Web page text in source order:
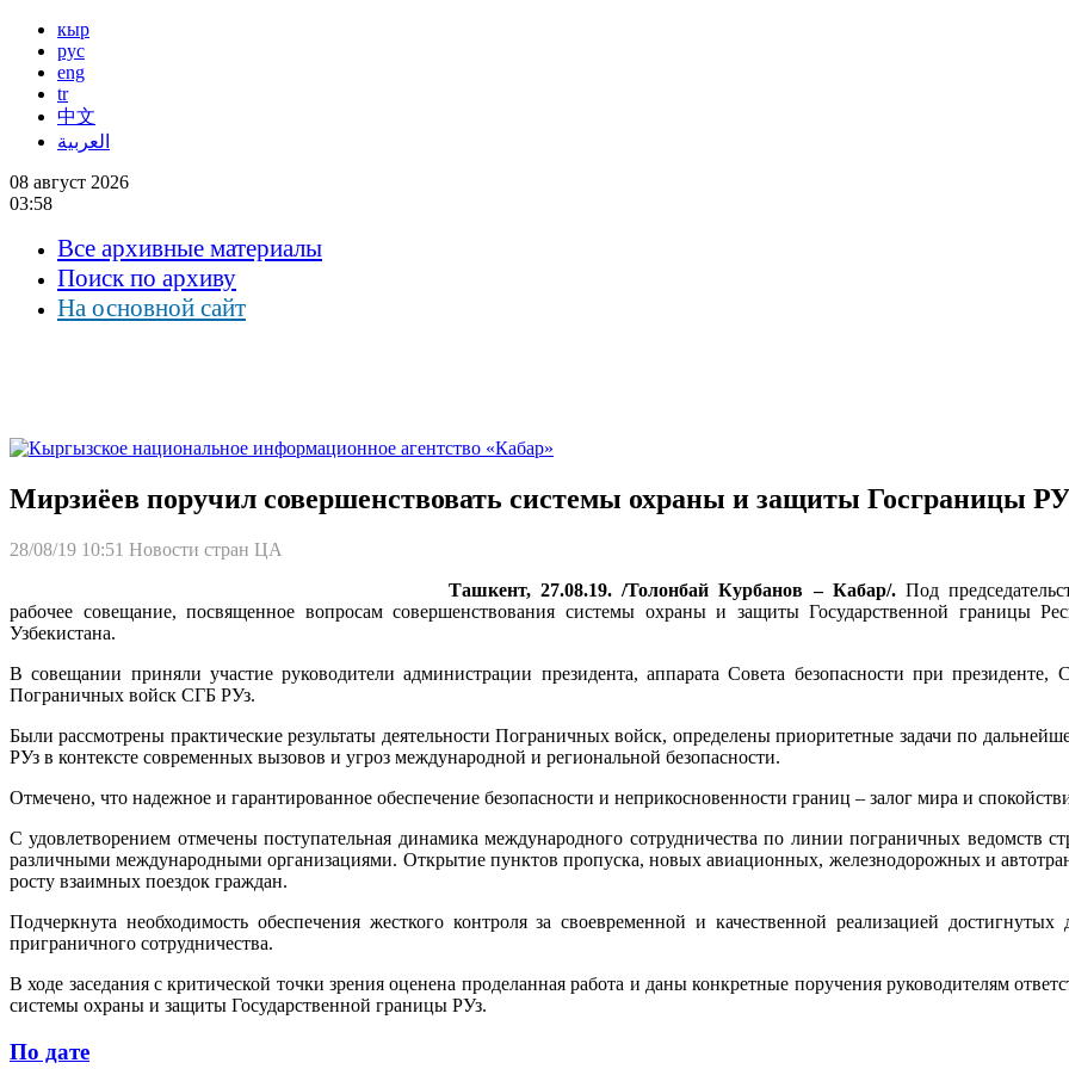
кыр
рус
eng
tr
中文
العربية
08 август 2026
03:58
Все архивные материалы
Поиск по архиву
На основной сайт
Мирзиёев поручил совершенствовать системы охраны и защиты Госграницы
28/08/19 10:51 Новости стран ЦА
Ташкент, 27.08.19. /Толонбай Курбанов – Кабар/. Под
рабочее совещание, посвященное вопросам совершенствования системы охраны и защиты Государственной границы
Узбекистана.
В совещании приняли участие руководители администрации президента, аппарата Совета безопасности при президенте,
Пограничных войск СГБ РУз.
Были рассмотрены практические результаты деятельности Пограничных войск, определены приоритетные задачи по
РУз в контексте современных вызовов и угроз международной и региональной безопасности.
Отмечено, что надежное и гарантированное обеспечение безопасности и неприкосновенности границ – залог мира и
С удовлетворением отмечены поступательная динамика международного сотрудничества по линии пограничных ведомств
различными международными организациями. Открытие пунктов пропуска, новых авиационных, железнодорожных и
росту взаимных поездок граждан.
Подчеркнута необходимость обеспечения жесткого контроля за своевременной и качественной реализацией
приграничного сотрудничества.
В ходе заседания с критической точки зрения оценена проделанная работа и даны конкретные поручения руководителям
системы охраны и защиты Государственной границы РУз.
По дате